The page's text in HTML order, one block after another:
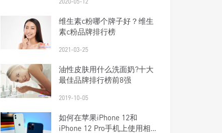
维生素c粉哪个牌子好？维生
素c粉品牌排行榜
2021-03-25
油性皮肤用什么洗面奶?十大
最佳品牌排行榜前8强
2019-10-05
如何在苹果iPhone 12和
iPhone 12 Pro手机上使用相